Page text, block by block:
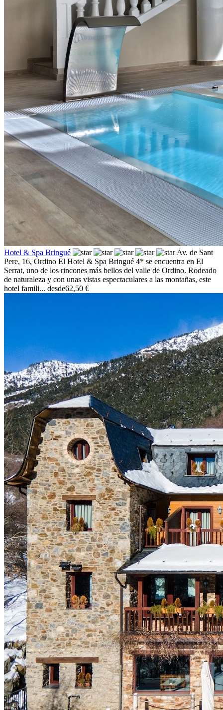
Hotel & Spa Bringué
Av. de Sant
Pere, 16, Ordino El Hotel & Spa Bringué 4* se encuentra en El
Serrat, uno de los rincones más bellos del valle de Ordino. Rodeado
de naturaleza y con unas vistas espectaculares a las montañas, este
hotel famili... desde62,50 €